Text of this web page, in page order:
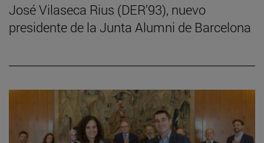
José Vilaseca Rius (DER’93), nuevo
presidente de la Junta Alumni de Barcelona